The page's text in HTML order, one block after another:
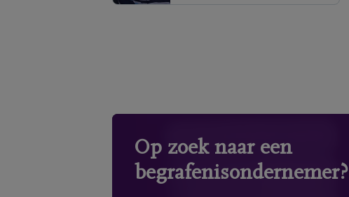
Op zoek naar een
begrafenisondernemer?